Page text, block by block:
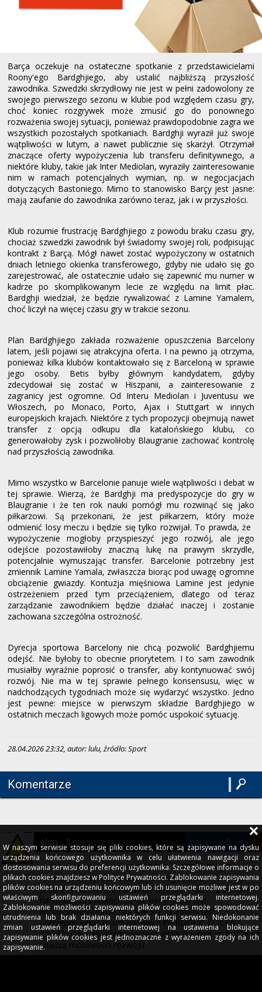
Barça oczekuje na ostateczne spotkanie z przedstawicielami
Roony'ego Bardghjiego, aby ustalić najbliższą przyszłość
zawodnika. Szwedzki skrzydłowy nie jest w pełni zadowolony ze
swojego pierwszego sezonu w klubie pod względem czasu gry,
choć koniec rozgrywek może zmusić go do ponownego
rozważenia swojej sytuacji, ponieważ prawdopodobnie zagra we
wszystkich pozostałych spotkaniach. Bardghji wyraził już swoje
wątpliwości w lutym, a nawet publicznie się skarżył. Otrzymał
znaczące oferty wypożyczenia lub transferu definitywnego, a
niektóre kluby, takie jak Inter Mediolan, wyraziły zainteresowanie
nim w ramach potencjalnych wymian, np. w negocjacjach
dotyczących Bastoniego. Mimo to stanowisko Barçy jest jasne:
mają zaufanie do zawodnika zarówno teraz, jak i w przyszłości.
Klub rozumie frustrację Bardghjiego z powodu braku czasu gry,
chociaż szwedzki zawodnik był świadomy swojej roli, podpisując
kontrakt z Barçą. Mógł nawet zostać wypożyczony w ostatnich
dniach letniego okienka transferowego, gdyby nie udało się go
zarejestrować, ale ostatecznie udało się zapewnić mu numer w
kadrze po skomplikowanym lecie ze względu na limit płac.
Bardghji wiedział, że ​​będzie rywalizować z Lamine Yamalem,
choć liczył na więcej czasu gry w trakcie sezonu.
Plan Bardghjiego zakłada rozważenie opuszczenia Barcelony
latem, jeśli pojawi się atrakcyjna oferta. I na pewno ją otrzyma,
ponieważ kilka klubów kontaktowało się z Barceloną w sprawie
jego osoby. Betis byłby głównym kandydatem, gdyby
zdecydował się zostać w Hiszpanii, a zainteresowanie z
zagranicy jest ogromne. Od Interu Mediolan i Juventusu we
Włoszech, po Monaco, Porto, Ajax i Stuttgart w innych
europejskich krajach. Niektóre z tych propozycji obejmują nawet
transfer z opcją odkupu dla katalońskiego klubu, co
generowałoby zysk i pozwoliłoby Blaugranie zachować kontrolę
nad przyszłością zawodnika.
Mimo wszystko w Barcelonie panuje wiele wątpliwości i debat w
tej sprawie. Wierzą, że Bardghji ma predyspozycje do gry w
Blaugranie i że ten rok nauki pomógł mu rozwinąć się jako
piłkarzowi. Są przekonani, że jest piłkarzem, który może
odmienić losy meczu i będzie się tylko rozwijał. To prawda, że ​​
wypożyczenie mogłoby przyspieszyć jego rozwój, ale jego
odejście pozostawiłoby znaczną lukę na prawym skrzydle,
potencjalnie wymuszając transfer. Barcelonie potrzebny jest
zmiennik Lamine Yamala, zwłaszcza biorąc pod uwagę ogromne
obciążenie gwiazdy. Kontuzja mięśniowa Lamine jest jedynie
ostrzeżeniem przed tym przeciążeniem, dlatego od teraz
zarządzanie zawodnikiem będzie działać inaczej i zostanie
zachowana szczególna ostrożność.
Dyrecja sportowa Barcelony nie chcą pozwolić Bardghjiemu
odejść. Nie byłoby to obecnie priorytetem. I to sam zawodnik
musiałby wyraźnie poprosić o transfer, aby kontynuować swój
rozwój. Nie ma w tej sprawie pełnego konsensusu, więc w
nadchodzących tygodniach może się wydarzyć wszystko. Jedno
jest pewne: miejsce w pierwszym składzie Bardghjiego w
ostatnich meczach ligowych może pomóc uspokoić sytuację.
28.04.2026 23:32, autor: lulu, źródło: Sport
Komentarze
ciężko mi to mówić ale PIERDOLIĆ BARCELONĘ !!!!
Niszczą talenty. Sprowadzili młodego ,utalentowanego
piłkarza i nie dali mu rozwinąć skrzydeł,nabrać pewności
na lokalnych boiskach.Teraz kiedy jamal jest
kontuzjowany nagle okazuje się ,że roony jest
potrzebny.jebać to.rok na ławce.PIERDOLIĆ FLICKA I
BARCELONĘ .Idź chłopaku tam gdzie docenią co potrafisz
i dadzą możliwości rozwoju
olop 3 miesiące temu cytuj - 0 + !
W naszym serwisie stosuje się pliki cookies, które są zapisywane na dysku
urządzenia końcowego użytkownika w celu ułatwienia nawigacji oraz
dostosowania serwisu do preferencji użytkownika. Szczegółowe informacje o
plikach cookies znajdziesz w Polityce Prywatności. Zablokowanie zapisywania
plików cookies na urządzeniu końcowym lub ich usunięcie możliwe jest w po
właściwym skonfigurowaniu ustawień przeglądarki internetowej.
Zablokowanie możliwości zapisywania plików cookies może spowodować
utrudnienia lub brak działania niektórych funkcji serwisu. Niedokonanie
zmian ustawień przeglądarki internetowej na ustawienia blokujące
zapisywanie plików cookies jest jednoznaczne z wyrażeniem zgody na ich
zapisywanie.